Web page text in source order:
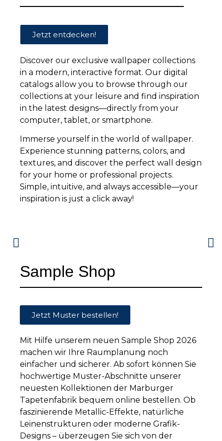
Jetzt entdecken!
Discover our exclusive wallpaper collections
in a modern, interactive format. Our digital
catalogs allow you to browse through our
collections at your leisure and find inspiration
in the latest designs—directly from your
computer, tablet, or smartphone.
Immerse yourself in the world of wallpaper.
Experience stunning patterns, colors, and
textures, and discover the perfect wall design
for your home or professional projects.
Simple, intuitive, and always accessible—your
inspiration is just a click away!
Sample Shop
Jetzt Muster bestellen!
Mit Hilfe unserem neuen Sample Shop 2026
machen wir Ihre Raumplanung noch
einfacher und sicherer. Ab sofort können Sie
hochwertige Muster-Abschnitte unserer
neuesten Kollektionen der Marburger
Tapetenfabrik bequem online bestellen. Ob
faszinierende Metallic-Effekte, natürliche
Leinenstrukturen oder moderne Grafik-
Designs – überzeugen Sie sich von der